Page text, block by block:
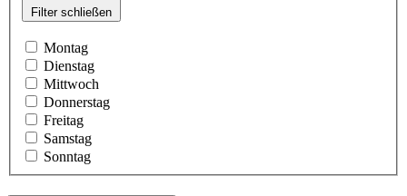
Filter schließen
Montag
Dienstag
Mittwoch
Donnerstag
Freitag
Samstag
Sonntag